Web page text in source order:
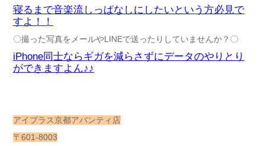
寝るまで音楽流しっぱなしにしたいという方必見で
すよ！！
〇撮った写真をメールやLINEで送ったりしていませんか？〇
iPhone同士ならギガを減らさずにデータのやりとり
ができますよん♪♪
アイプラス京都アバンティ店
〒601-8003